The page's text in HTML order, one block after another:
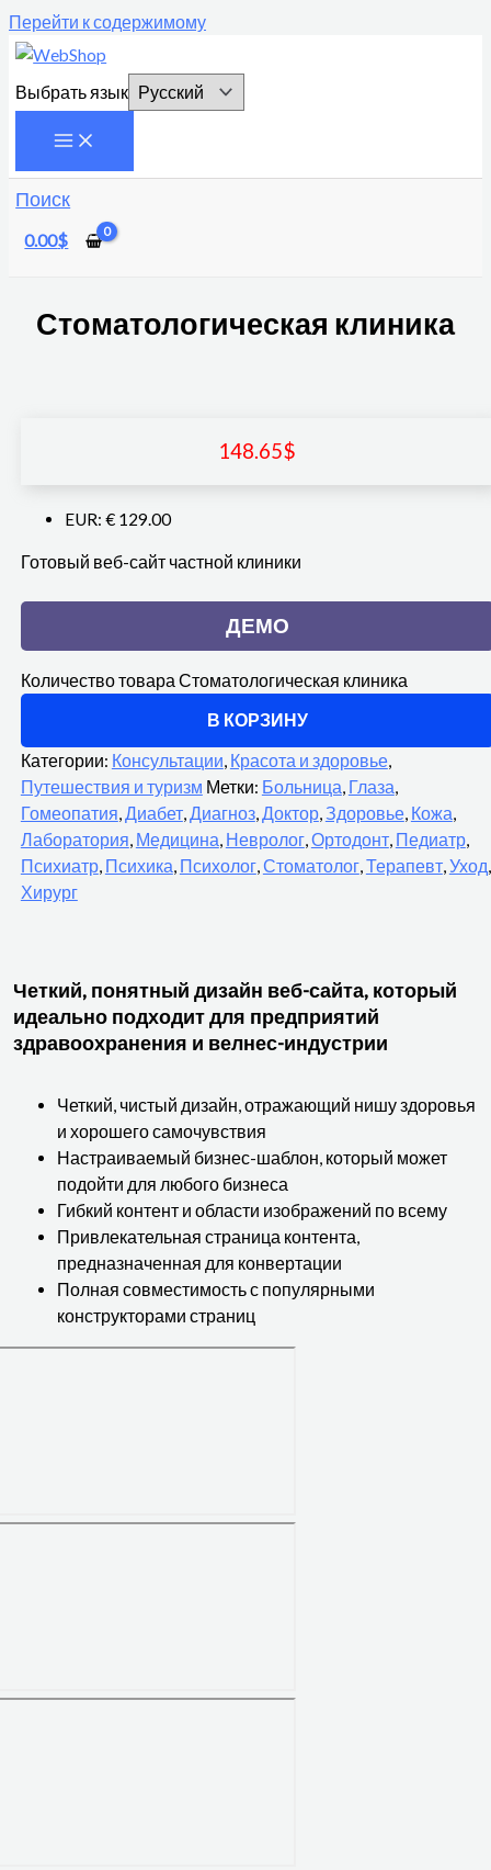
Перейти к содержимому
Выбрать язык
Поиск
0.00$
Стоматологическая клиника
148.65$
EUR: € 129.00
Готовый веб-сайт частной клиники
ДЕМО
Количество товара Стоматологическая клиника
В КОРЗИНУ
Категории: Консультации, Красота и здоровье,
Путешествия и туризм Метки: Больница, Глаза,
Гомеопатия,Диабет,Диагноз,Доктор,Здоровье, Кожа,
Лаборатория, Медицина, Невролог,Ортодонт, Педиатр,
Психиатр, Психика, Психолог,Стоматолог,Терапевт,Уход,
Хирург
Четкий, понятный дизайн веб-сайта, который
идеально подходит для предприятий
здравоохранения и велнес-индустрии
Четкий, чистый дизайн, отражающий нишу здоровья
и хорошего самочувствия
Настраиваемый бизнес-шаблон, который может
подойти для любого бизнеса
Гибкий контент и области изображений по всему
Привлекательная страница контента,
предназначенная для конвертации
Полная совместимость с популярными
конструкторами страниц